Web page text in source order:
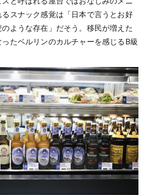
るスナック感覚は「日本で言うとお好
ような存在」だそう。移民が増えた
たベルリンのカルチャーを感じるB級